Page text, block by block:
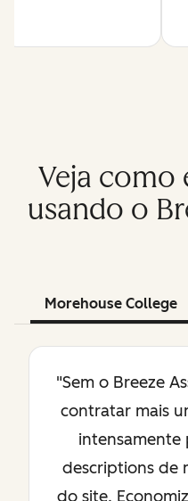
Veja como
usando o
Morehouse College
"Sem o Breeze
contratar mais
intensamente
descriptions de
do site.